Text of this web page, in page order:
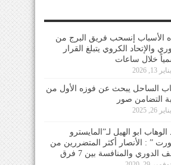
الأسباب إنسحب فريق البرج من
والإتحاد الكروي يتبلغ القرار
خلال ساعات
يناير 13, 2026
الساحل يبحث عن فوزه الأول من
التضامن صور
يناير 26, 2025
الوهاب ابو الهيل لـ”المايسترو
” : الأنصار أكثر المتضررين من
الدوري والمنافسة بين 7 فرق